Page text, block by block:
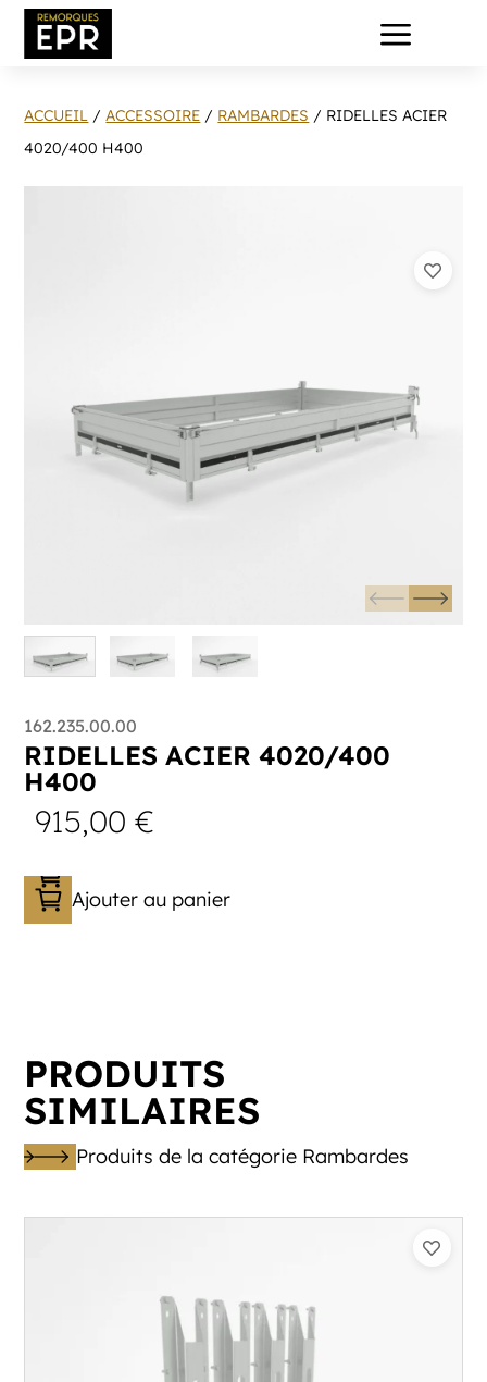
a
ACCUEIL /ACCESSOIRE / RAMBARDES / RIDELLES ACIER
4020/400 H400
162.235.00.00
RIDELLES ACIER 4020/400
H400
915,00€
Ajouter au panier
PRODUITS
SIMILAIRES
Produits de la catégorie Rambardes